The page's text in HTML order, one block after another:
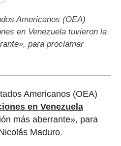
Americanos (OEA)
en Venezuela tuvieron la
para proclamar
Americanos (OEA)
en Venezuela
más aberrante», para
Maduro.